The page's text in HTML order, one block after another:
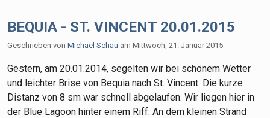
Reisen
Das Schiff
Gallery
Gästebuch
BEQUIA - ST. VINCENT 20.01.2015
Geschrieben von Michael Schau am Mittwoch, 21. Januar 2015
Gestern, am 20.01.2014, segelten wir bei schönem Wetter
und leichter Brise von Bequia nach St. Vincent. Die kurze
Distanz von 8 sm war schnell abgelaufen. Wir liegen hier in
der Blue Lagoon hinter einem Riff. An dem kleinen Strand